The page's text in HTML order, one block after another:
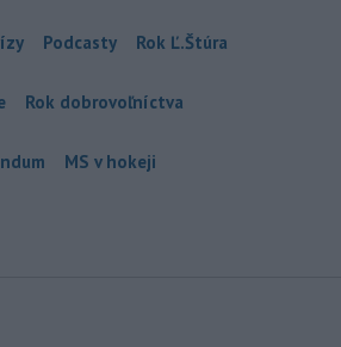
Podcasty Rok Ľ.Štúra
Rok dobrovoľníctva
MS v hokeji